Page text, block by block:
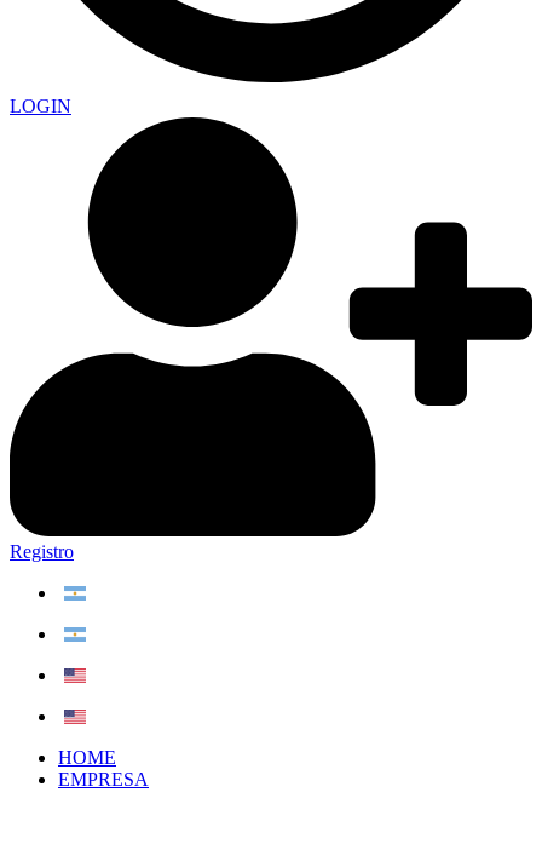
LOGIN
Registro
HOME
EMPRESA